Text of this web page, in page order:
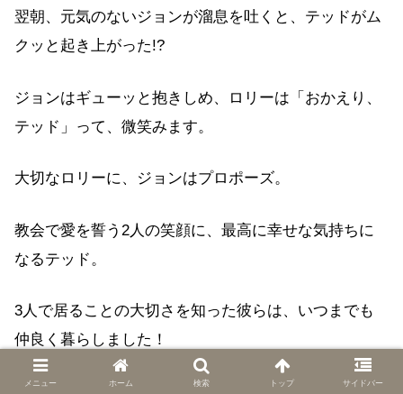
翌朝、元気のないジョンが溜息を吐くと、テッドがム
クッと起き上がった!?
ジョンはギューッと抱きしめ、ロリーは「おかえり、
テッド」って、微笑みます。
大切なロリーに、ジョンはプロポーズ。
教会で愛を誓う2人の笑顔に、最高に幸せな気持ちに
なるテッド。
3人で居ることの大切さを知った彼らは、いつまでも
仲良く暮らしました！
メニュー ホーム 検索 トップ サイドバー